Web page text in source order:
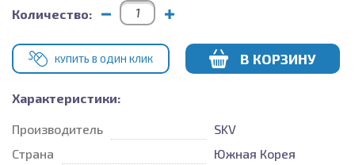
Количество:
КУПИТЬ В ОДИН КЛИК В КОРЗИНУ
Характеристики:
Производитель
SKV
Страна
Южная Корея